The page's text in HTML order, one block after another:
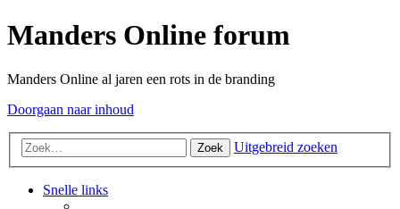
Manders Online forum
Manders Online al jaren een rots in de branding
Doorgaan naar inhoud
Zoek Uitgebreid zoeken
Snelle links